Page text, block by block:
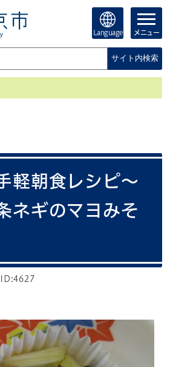
Language メニュー
サイト内検索
軽朝食レシピ～
ネギのマヨみそ
ID:4627